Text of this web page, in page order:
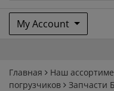
My Account
Главная Наш
погрузчиков
Запчасти